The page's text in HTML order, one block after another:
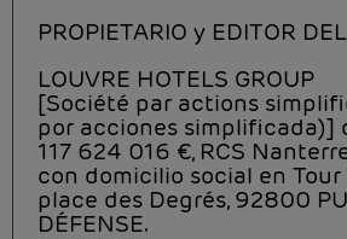
PROPIETARIO y EDITOR
LOUVRE HOTELS GROUP
[Société par actions
por acciones simplificada)]
117 624 016 €, RCS
con domicilio social en Tour
place des Degrés, 92800
DÉFENSE.